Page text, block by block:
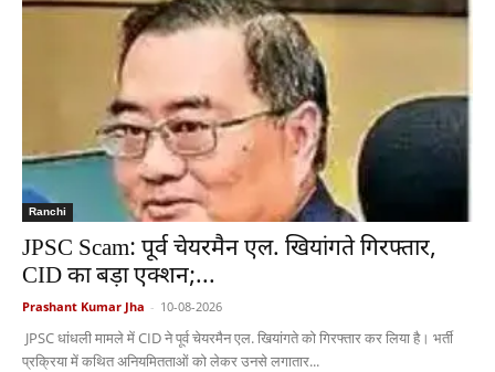
Ranchi
JPSC Scam: पूर्व चेयरमैन एल. खियांगते गिरफ्तार,
CID का बड़ा एक्शन;...
Prashant Kumar Jha - 10-08-2026
JPSC धांधली मामले में CID ने पूर्व चेयरमैन एल. खियांगते को गिरफ्तार कर लिया है। भर्ती
प्रक्रिया में कथित अनियमितताओं को लेकर उनसे लगातार...